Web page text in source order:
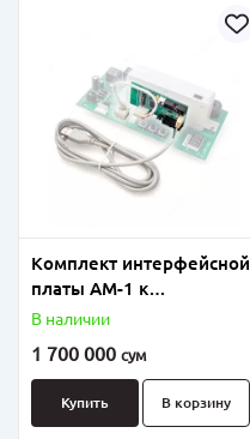
Комплект интерфейсной
платы АМ-1 к
алкотестерам Динго
В наличии
1 700 000 сум
Купить В корзину